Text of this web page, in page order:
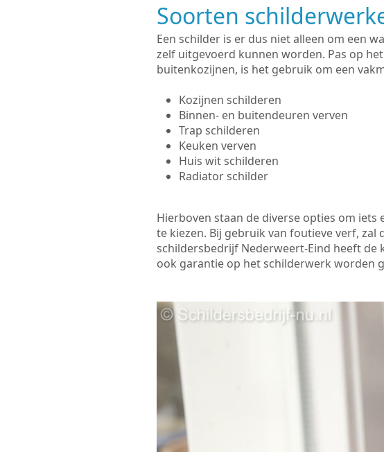
Soorten
Een schilder is er dus niet alleen om een
zelf uitgevoerd kunnen worden. Pas op
buitenkozijnen, is het gebruik om een
Kozijnen schilderen
Binnen- en buitendeuren verven
Trap schilderen
Keuken verven
Huis wit schilderen
Radiator schilder
Hierboven staan de diverse opties om
te kiezen. Bij gebruik van foutieve verf,
schildersbedrijf Nederweert-Eind heeft de
ook garantie op het schilderwerk worden